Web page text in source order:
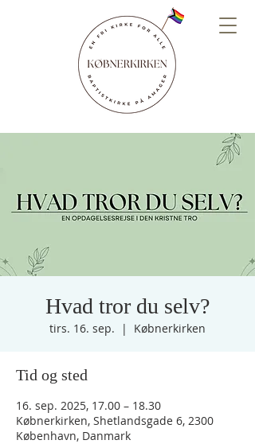
Hvad tror du selv?
tirs. 16. sep.
  |
Købnerkirken
Tid og sted
16. sep. 2025, 17.00 – 18.30
Købnerkirken, Shetlandsgade 6, 2300
København, Danmark